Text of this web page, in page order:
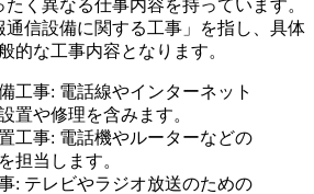
く異なる仕事内容を持っています。
通信設備に関する工事」を指し、具体
的な工事内容となります。
工事: 電話線やインターネット
置や修理を含みます。
工事: 電話機やルーターなどの
担当します。
: テレビやラジオ放送のための